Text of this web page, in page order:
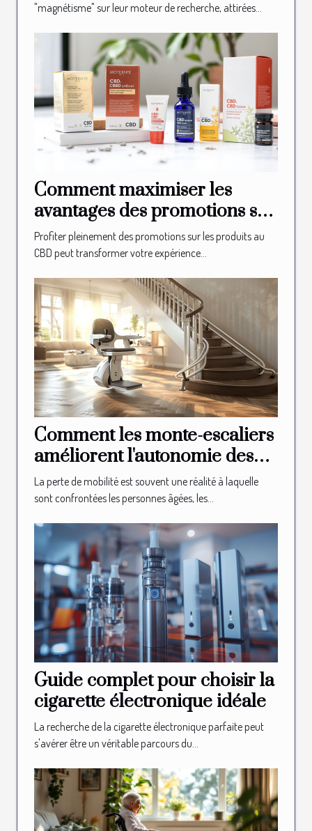
"magnétisme" sur leur moteur de recherche, attirées...
Comment maximiser les
avantages des promotions sur
les produits au CBD ?
Profiter pleinement des promotions sur les produits au
CBD peut transformer votre expérience...
Comment les monte-escaliers
améliorent l'autonomie des
seniors
La perte de mobilité est souvent une réalité à laquelle
sont confrontées les personnes âgées, les...
Guide complet pour choisir la
cigarette électronique idéale
La recherche de la cigarette électronique parfaite peut
s'avérer être un véritable parcours du...